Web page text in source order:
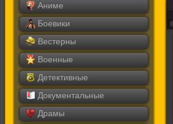
Аниме
Боевики
Вестерны
Военные
Детективные
Документальные
Драмы